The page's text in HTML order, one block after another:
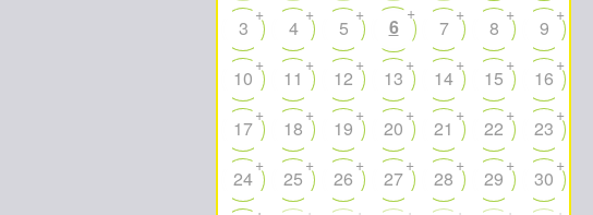
3
+
4
+
5
+
6
+
7
+
8
+
9
+
10
+
11
+
12
+
13
+
14
+
15
+
16
+
17
+
18
+
19
+
20
+
21
+
22
+
23
+
24
+
25
+
26
+
27
+
28
+
29
+
30
+